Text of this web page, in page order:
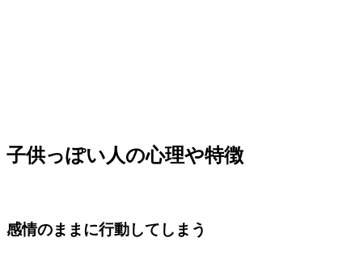
子供っぽい人の心理や特徴
感情のままに行動してしまう